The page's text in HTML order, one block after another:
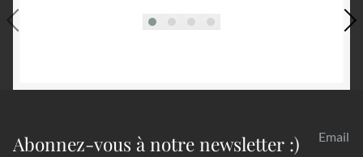
Abonnez-vous à notre newsletter :) Email